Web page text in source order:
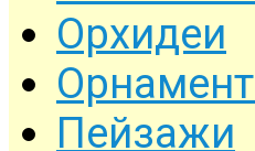
Орхидеи
Пейзажи